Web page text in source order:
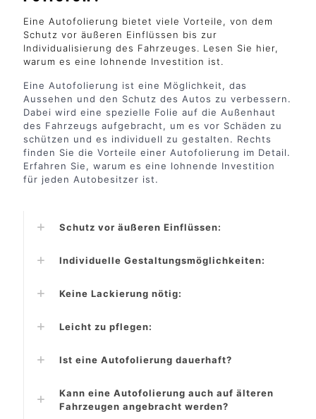
Eine Autofolierung bietet viele Vorteile, von dem
Schutz vor äußeren Einflüssen bis zur
Individualisierung des Fahrzeuges. Lesen Sie hier,
warum es eine lohnende Investition ist.
Eine Autofolierung ist eine Möglichkeit, das
Aussehen und den Schutz des Autos zu verbessern.
Dabei wird eine spezielle Folie auf die Außenhaut
des Fahrzeugs aufgebracht, um es vor Schäden zu
schützen und es individuell zu gestalten. Rechts
finden Sie die Vorteile einer Autofolierung im Detail.
Erfahren Sie, warum es eine lohnende Investition
für jeden Autobesitzer ist.
Schutz vor äußeren Einflüssen:
Individuelle Gestaltungsmöglichkeiten:
Keine Lackierung nötig:
Leicht zu pflegen:
Ist eine Autofolierung dauerhaft?
Kann eine Autofolierung auch auf älteren
Fahrzeugen angebracht werden?